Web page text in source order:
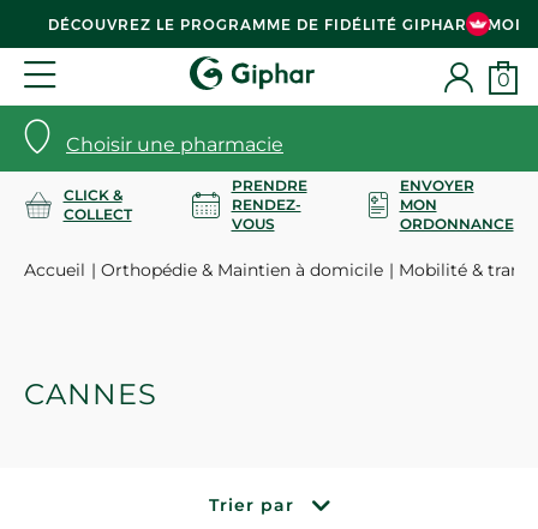
DÉCOUVREZ LE PROGRAMME DE FIDÉLITÉ GIPHAR & MOI
Choisir une pharmacie
0
CLICK &
COLLECT
PRENDRE
RENDEZ-
VOUS
ENVOYER
MON
ORDONNANCE
Accueil Orthopédie & Maintien à domicile Mobilité &
CANNES
Trier par